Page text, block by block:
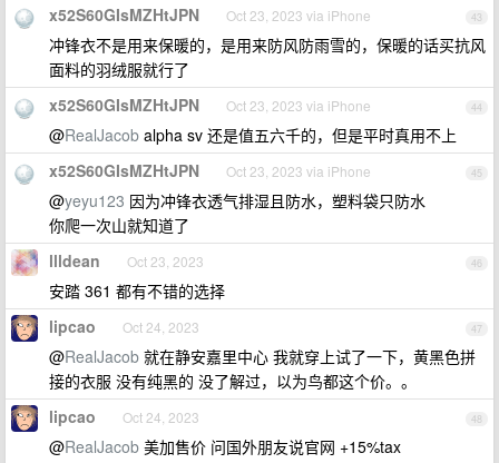
43
x52S60GIsMZHtJPN Oct 23, 2023 via iPhone
冲锋衣不是用来保暖的，是用来防风防雨雪的，保暖的话买抗风
面料的羽绒服就行了
44
x52S60GIsMZHtJPN Oct 23, 2023 via iPhone
@RealJacob alpha sv 还是值五六千的，但是平时真用不上
45
x52S60GIsMZHtJPN Oct 23, 2023 via iPhone
@yeyu123 因为冲锋衣透气排湿且防水，塑料袋只防水
你爬一次山就知道了
46
llldean Oct 23, 2023
安踏 361 都有不错的选择
47
lipcao Oct 24, 2023
@RealJacob 就在静安嘉里中心 我就穿上试了一下，黄黑色拼
接的衣服 没有纯黑的 没了解过，以为鸟都这个价。。
48
lipcao Oct 24, 2023
@RealJacob 美加售价 问国外朋友说官网 +15%tax